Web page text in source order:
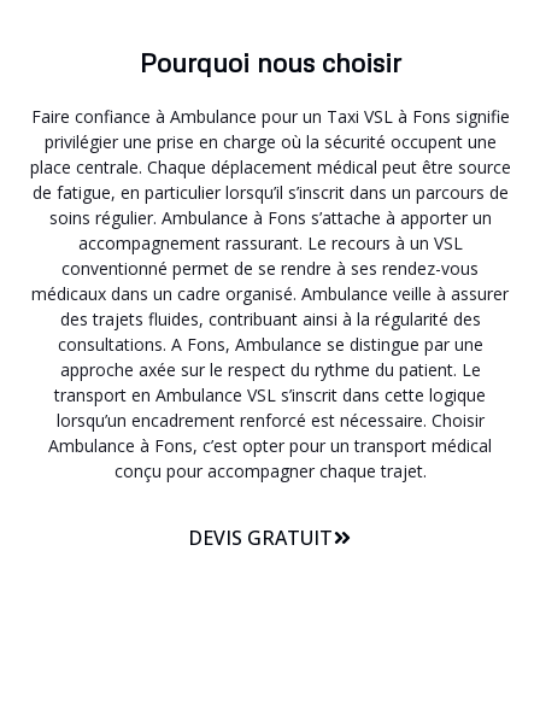
Pourquoi nous choisir
Faire confiance à Ambulance pour un Taxi VSL à Fons signifie
privilégier une prise en charge où la sécurité occupent une
place centrale. Chaque déplacement médical peut être source
de fatigue, en particulier lorsqu’il s’inscrit dans un parcours de
soins régulier. Ambulance à Fons s’attache à apporter un
accompagnement rassurant. Le recours à un VSL
conventionné permet de se rendre à ses rendez-vous
médicaux dans un cadre organisé. Ambulance veille à assurer
des trajets fluides, contribuant ainsi à la régularité des
consultations. A Fons, Ambulance se distingue par une
approche axée sur le respect du rythme du patient. Le
transport en Ambulance VSL s’inscrit dans cette logique
lorsqu’un encadrement renforcé est nécessaire. Choisir
Ambulance à Fons, c’est opter pour un transport médical
conçu pour accompagner chaque trajet.
DEVIS GRATUIT